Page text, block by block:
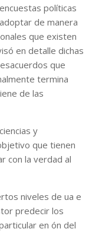
políticas
de manera
que existen
en detalle dichas
que
termina
de las
y
que tienen
con la verdad al
niveles de ua e
predecir los
en ón del